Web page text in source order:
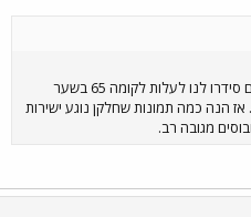
במסגרת מפגש פורום גורדי שחקים סידרו לנו לעלות לקומה 65 בשער
הנה כמה תמונות שחלקן נוגע ישירות
מגובה רב.